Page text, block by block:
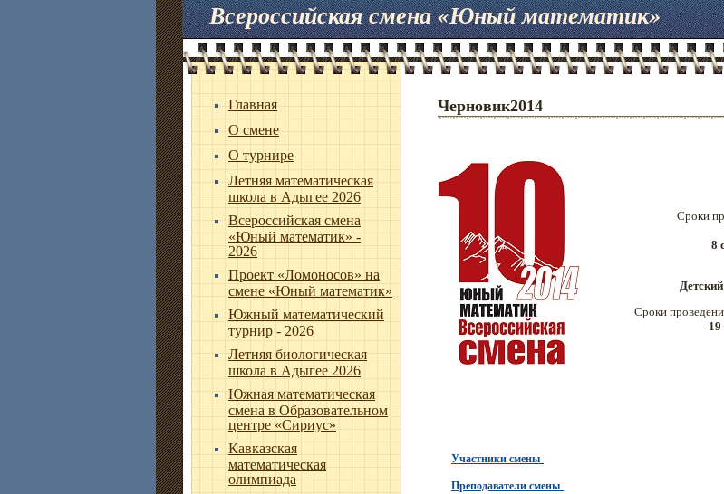
Всероссийская смена «Юный математик»
Главная
О смене
О турнире
Летняя математическая
школа в Адыгее 2026
Всероссийская смена
«Юный математик» -
2026
Проект «Ломоносов» на
смене «Юный математик»
Южный математический
турнир - 2026
Летняя биологическая
школа в Адыгее 2026
Южная математическая
смена в Образовательном
центре «Сириус»
Кавказская
математическая
олимпиада
Черновик2014
Сроки
8
Сроки
19
Участники смены
Преподаватели смены